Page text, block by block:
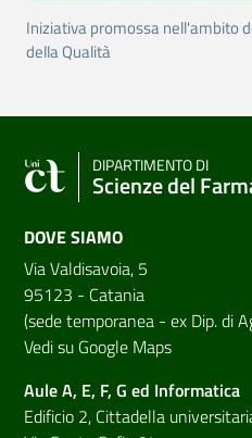
Iniziativa promossa nell'ambito
della Qualità
DIPARTIMENTO DI
Scienze del
DOVE SIAMO
Via Valdisavoia, 5
95123 - Catania
(sede temporanea - ex Dip. di
Vedi su Google Maps
Aule A, E, F, G ed Informatica
Edificio 2, Cittadella